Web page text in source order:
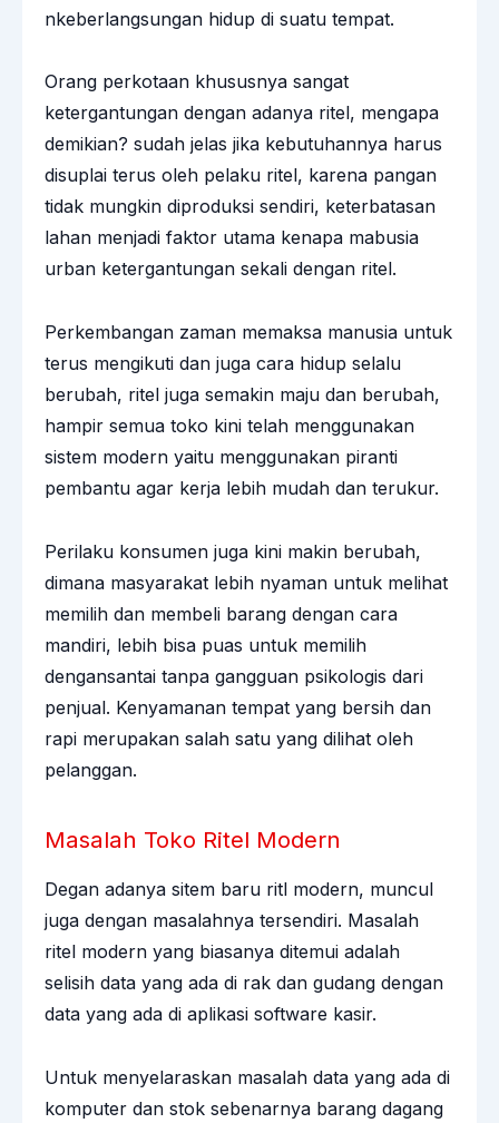
nkeberlangsungan hidup di suatu tempat.
Orang perkotaan khususnya sangat
ketergantungan dengan adanya ritel, mengapa
demikian? sudah jelas jika kebutuhannya harus
disuplai terus oleh pelaku ritel, karena pangan
tidak mungkin diproduksi sendiri, keterbatasan
lahan menjadi faktor utama kenapa mabusia
urban ketergantungan sekali dengan ritel.
Perkembangan zaman memaksa manusia untuk
terus mengikuti dan juga cara hidup selalu
berubah, ritel juga semakin maju dan berubah,
hampir semua toko kini telah menggunakan
sistem modern yaitu menggunakan piranti
pembantu agar kerja lebih mudah dan terukur.
Perilaku konsumen juga kini makin berubah,
dimana masyarakat lebih nyaman untuk melihat
memilih dan membeli barang dengan cara
mandiri, lebih bisa puas untuk memilih
dengansantai tanpa gangguan psikologis dari
penjual. Kenyamanan tempat yang bersih dan
rapi merupakan salah satu yang dilihat oleh
pelanggan.
Masalah Toko Ritel Modern
Degan adanya sitem baru ritl modern, muncul
juga dengan masalahnya tersendiri. Masalah
ritel modern yang biasanya ditemui adalah
selisih data yang ada di rak dan gudang dengan
data yang ada di aplikasi software kasir.
Untuk menyelaraskan masalah data yang ada di
komputer dan stok sebenarnya barang dagang